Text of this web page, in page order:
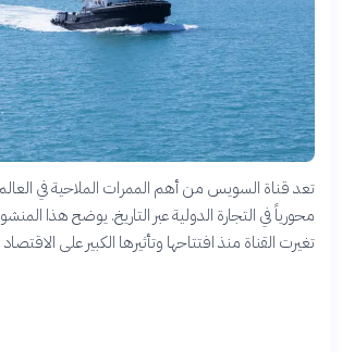
تعد قناة السويس من أهم الممرات الملاحية في
محورياً في التجارة الدولية عبر التاريخ. يوضح هذا
تغيرت القناة منذ افتتاحها وتأثيرها الكبير على